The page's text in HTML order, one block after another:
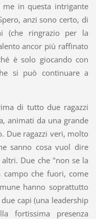
me in questa intrigante
anzi sono certo, di
(che ringrazio per la
ancor più raffinato
è solo giocando con
si può continuare a
di tutto due ragazzi
animati da una grande
Due ragazzi veri, molto
sanno cosa vuol dire
Due che "non se la
che fuori, come
hanno soprattutto
capi (una leadership
fortissima presenza